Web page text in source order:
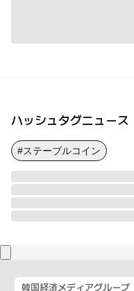
ハッシュタグニュース
#ステーブルコイン
韓国経済メディアグループ